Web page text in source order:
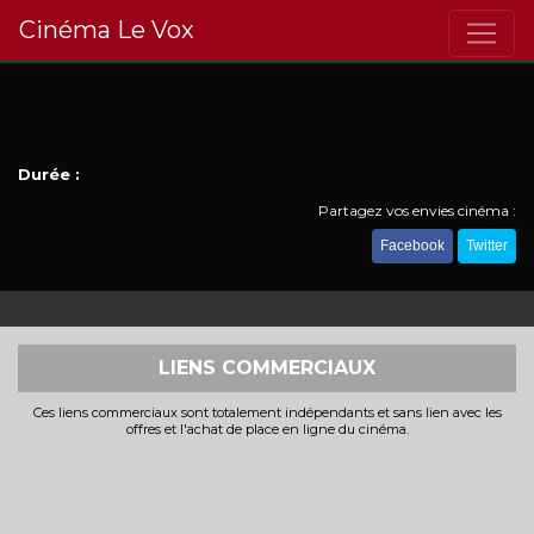
Cinéma Le Vox
Durée :
Partagez vos envies cinéma :
Facebook Twitter
LIENS COMMERCIAUX
Ces liens commerciaux sont totalement indépendants et sans lien avec les
offres et l'achat de place en ligne du cinéma.